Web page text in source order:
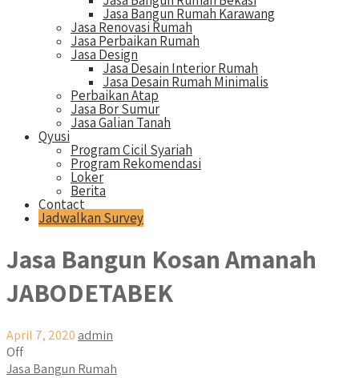
Jasa Bangun Rumah Karawang
Jasa Renovasi Rumah
Jasa Perbaikan Rumah
Jasa Design
Jasa Desain Interior Rumah
Jasa Desain Rumah Minimalis
Perbaikan Atap
Jasa Bor Sumur
Jasa Galian Tanah
Qyusi
Program Cicil Syariah
Program Rekomendasi
Loker
Berita
Contact
Jadwalkan Survey
Jasa Bangun Kosan Amanah
JABODETABEK
April 7, 2020 admin
Off
Jasa Bangun Rumah